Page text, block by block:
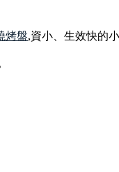
烤盤,資小、生效快的